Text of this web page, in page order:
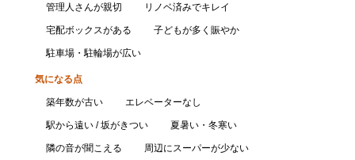
管理人さんが親切 リノベ済みでキレイ
宅配ボックスがある 子どもが多く賑やか
駐車場・駐輪場が広い
気になる点
築年数が古い エレベーターなし
駅から遠い / 坂がきつい 夏暑い・冬寒い
隣の音が聞こえる 周辺にスーパーが少ない